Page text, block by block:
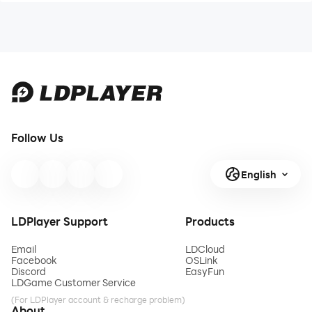
Follow Us
English
LDPlayer Support
Email
Facebook
Discord
LDGame Customer Service
(For LDPlayer account & recharge problem)
Products
LDCloud
OSLink
EasyFun